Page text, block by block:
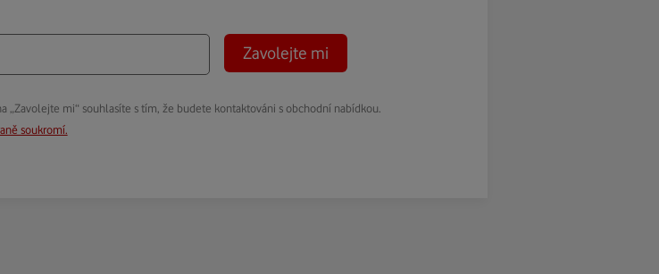
Zavolejte mi
„Zavolejte mi“ souhlasíte s tím, že budete kontaktováni s obchodní nabídkou.
soukromí.